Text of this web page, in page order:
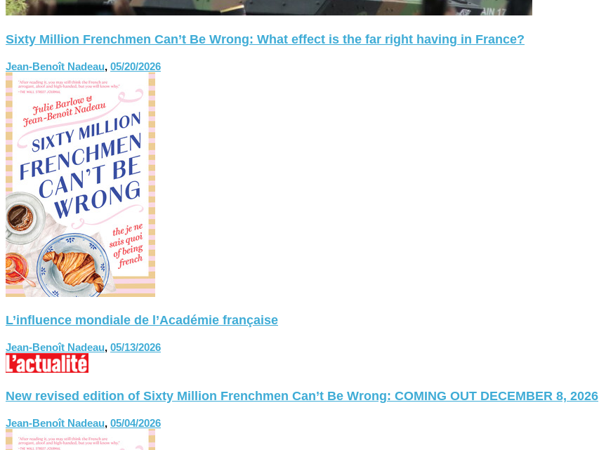
Sixty Million Frenchmen Can’t Be Wrong: What effect is the far right having in France?
Jean-Benoît Nadeau, 05/20/2026
L’influence mondiale de l’Académie française
Jean-Benoît Nadeau, 05/13/2026
New revised edition of Sixty Million Frenchmen Can’t Be Wrong: COMING OUT DECEMBER 8, 2026
Jean-Benoît Nadeau, 05/04/2026